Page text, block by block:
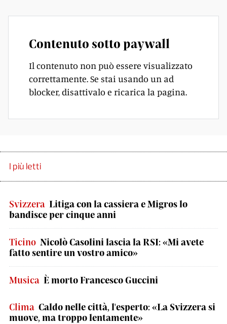
Contenuto sotto paywall
Il contenuto non può essere visualizzato
correttamente. Se stai usando un ad
blocker, disattivalo e ricarica la pagina.
I più letti
Svizzera Litiga con la cassiera e Migros lo
bandisce per cinque anni
Ticino Nicolò Casolini lascia la RSI: «Mi avete
fatto sentire un vostro amico»
Musica È morto Francesco Guccini
Clima Caldo nelle città, l'esperto: «La Svizzera si
muove, ma troppo lentamente»